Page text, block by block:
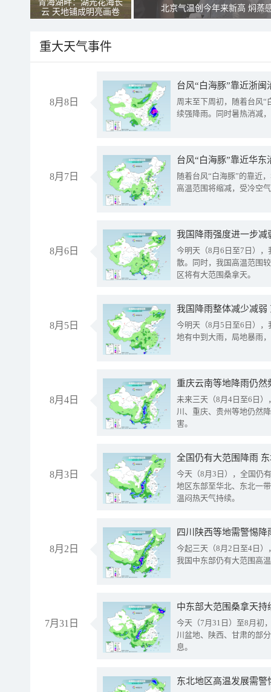
青海湖畔：湖光花海长
云 天地铺成明亮画卷
北京气温创今年来新高 焖蒸
重大天气事件
8月8日
台风“白海豚”靠近浙
周末至下周初，随着台风“
续强降雨。同时暑热消减
8月7日
台风“白海豚”靠近华
随着台风“白海豚”的靠近
高温范围将缩减，受冷空
8月6日
今明天（8月6日至7日）
散。同时，我国高温范围
区将有大范围桑拿天。
8月5日
我国降雨整体减少减弱
今明天（8月5日至6日）
地有中到大雨，局地暴雨
8月4日
重庆云南等地降雨仍然
未来三天（8月4日至6日
川、重庆、贵州等地仍然
害。
8月3日
全国仍有大范围降雨
今天（8月3日），全国仍
地区东部至华北、东北一
温闷热天气持续。
8月2日
今起三天（8月2日至4日
我国中东部仍有大范围高
7月31日
中东部大范围桑拿天
今天（7月31日）至8月初
川盆地、陕西、甘肃的部
息。
东北地区高温发展需